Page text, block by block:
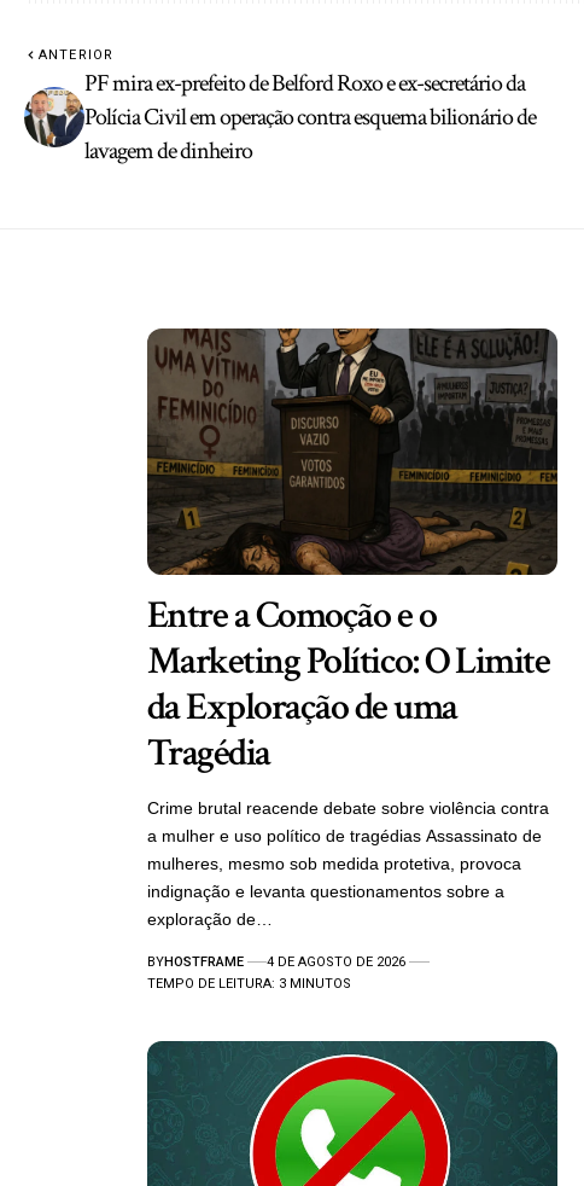
ANTERIOR
PF mira ex-prefeito de Belford Roxo e ex-secretário da
Polícia Civil em operação contra esquema bilionário de
lavagem de dinheiro
Entre a Comoção e o
Marketing Político: O Limite
da Exploração de uma
Tragédia
Crime brutal reacende debate sobre violência contra
a mulher e uso político de tragédias Assassinato de
mulheres, mesmo sob medida protetiva, provoca
indignação e levanta questionamentos sobre a
exploração de…
BYHOSTFRAME
4 DE AGOSTO DE 2026
TEMPO DE LEITURA: 3 MINUTOS